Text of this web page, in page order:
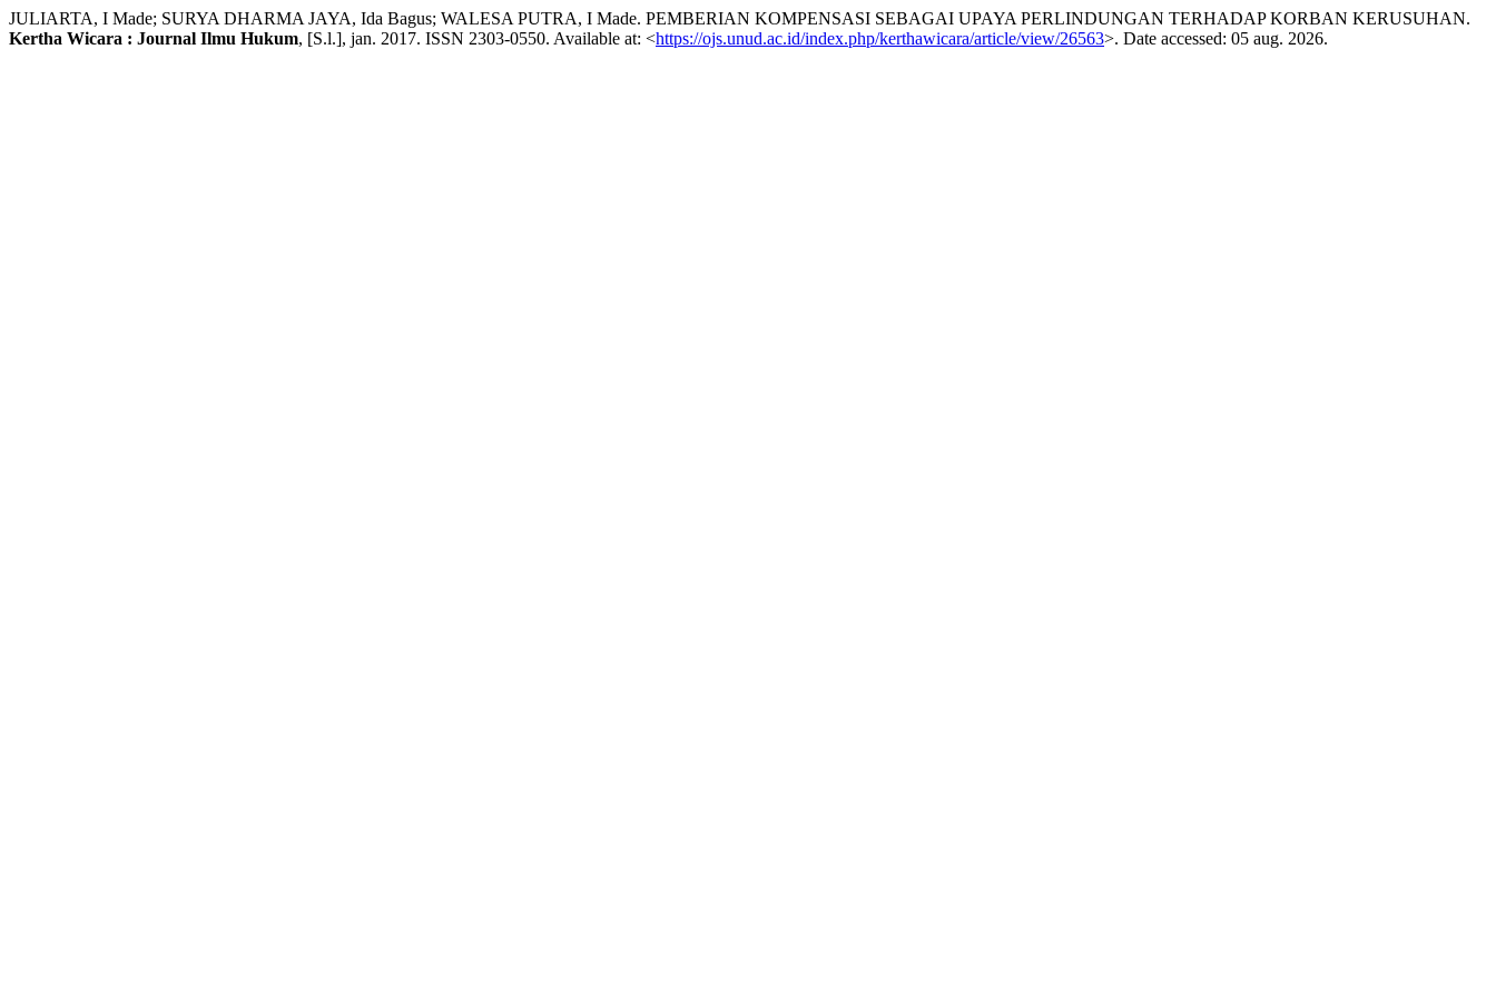
JULIARTA, I Made; SURYA DHARMA JAYA, Ida Bagus; WALESA PUTRA, I Made. PEMBERIAN KOMPENSASI SEBAGAI UPAYA PERLINDUNGAN TERHADAP KORBAN KERUSUHAN.
Kertha Wicara : Journal Ilmu Hukum, [S.l.], jan. 2017. ISSN 2303-0550. Available at: <https://ojs.unud.ac.id/index.php/kerthawicara/article/view/26563>. Date accessed: 05 aug. 2026.